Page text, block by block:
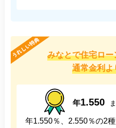
みなとで住宅ロ
通常金利よ
年1.550
年1.550％、2.550％の2